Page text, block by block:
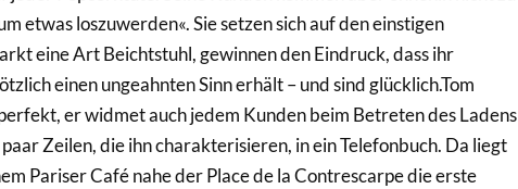
etwas loszuwerden«. Sie setzen sich auf den einstigen
eine Art Beichtstuhl, gewinnen den Eindruck, dass ihr
einen ungeahnten Sinn erhält – und sind glücklich.Tom
er widmet auch jedem Kunden beim Betreten des Ladens
Zeilen, die ihn charakterisieren, in ein Telefonbuch. Da liegt
Pariser Café nahe der Place de la Contrescarpe die erste